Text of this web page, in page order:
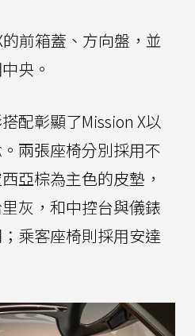
前箱蓋、方向盤，並
央。
配彰顯了Mission X以
兩張座椅分別採用不
亞棕為主色的皮墊，
灰，和中控台與儀錶
乘客座椅則採用安達